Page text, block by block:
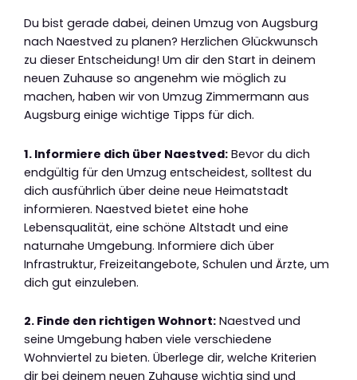
Du bist gerade dabei, deinen Umzug von Augsburg
nach Naestved zu planen? Herzlichen Glückwunsch
zu dieser Entscheidung! Um dir den Start in deinem
neuen Zuhause so angenehm wie möglich zu
machen, haben wir von Umzug Zimmermann aus
Augsburg einige wichtige Tipps für dich.
1. Informiere dich über Naestved: Bevor du dich
endgültig für den Umzug entscheidest, solltest du
dich ausführlich über deine neue Heimatstadt
informieren. Naestved bietet eine hohe
Lebensqualität, eine schöne Altstadt und eine
naturnahe Umgebung. Informiere dich über
Infrastruktur, Freizeitangebote, Schulen und Ärzte, um
dich gut einzuleben.
2. Finde den richtigen Wohnort: Naestved und
seine Umgebung haben viele verschiedene
Wohnviertel zu bieten. Überlege dir, welche Kriterien
dir bei deinem neuen Zuhause wichtig sind und